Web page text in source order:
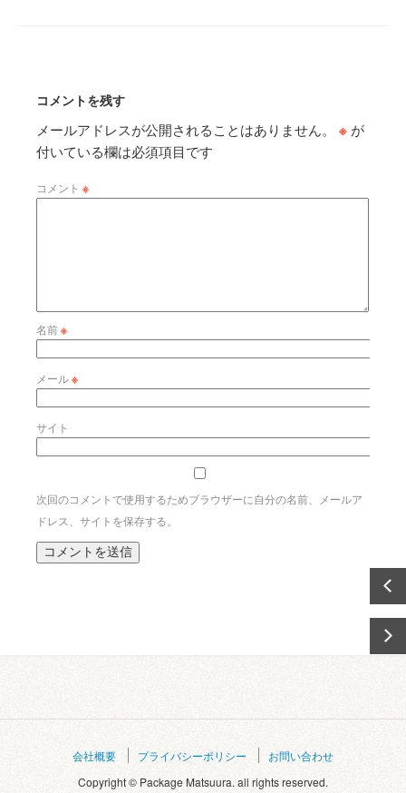
コメントを残す
メールアドレスが公開されることはありません。 ※ が
付いている欄は必須項目です
コメント ※
名前※
メール※
サイト
次回のコメントで使用するためブラウザーに自分の名前、メールア
ドレス、サイトを保存する。
会社概要 プライバシーポリシー
お問い合わせ
Copyright © Package Matsuura. all rights reserved.